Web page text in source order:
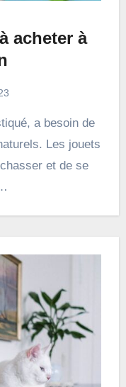
acheter à
Les jouets
et de se